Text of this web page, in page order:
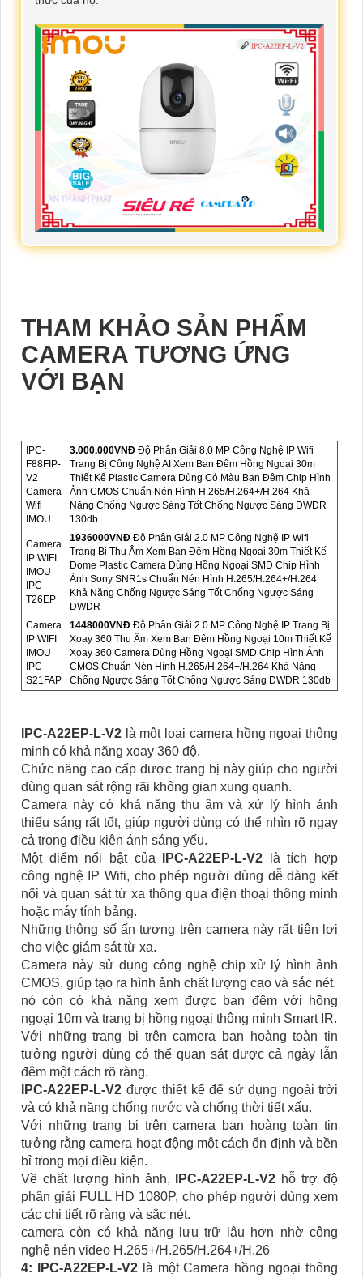
THAM KHẢO SẢN PHẨM
CAMERA TƯƠNG ỨNG
VỚI BẠN
IPC-
F88FIP-
V2
Camera
Wifi
IMOU
3.000.000VNÐ Độ Phân Giải 8.0 MP Công Nghệ IP Wifi
Trang Bị Công Nghệ AI Xem Ban Đêm Hồng Ngoại 30m
Thiết Kế Plastic Camera Dùng Có Màu Ban Đêm Chip Hình
Ảnh CMOS Chuẩn Nén Hình H.265/H.264+/H.264 Khả
Năng Chống Ngược Sáng Tốt Chống Ngược Sáng DWDR
130db
Camera
IP WIFI
IMOU
IPC-
T26EP
1936000VNÐ Độ Phân Giải 2.0 MP Công Nghệ IP Wifi
Trang Bị Thu Âm Xem Ban Đêm Hồng Ngoại 30m Thiết Kế
Dome Plastic Camera Dùng Hồng Ngoại SMD Chip Hình
Ảnh Sony SNR1s Chuẩn Nén Hình H.265/H.264+/H.264
Khả Năng Chống Ngược Sáng Tốt Chống Ngược Sáng
DWDR
Camera
IP WIFI
IMOU
IPC-
S21FAP
1448000VNÐ Độ Phân Giải 2.0 MP Công Nghệ IP Trang Bị
Xoay 360 Thu Âm Xem Ban Đêm Hồng Ngoại 10m Thiết Kế
Xoay 360 Camera Dùng Hồng Ngoại SMD Chip Hình Ảnh
CMOS Chuẩn Nén Hình H.265/H.264+/H.264 Khả Năng
Chống Ngược Sáng Tốt Chống Ngược Sáng DWDR 130db
IPC-A22EP-L-V2 là một loại camera hồng ngoại thông
minh có khả năng xoay 360 độ.
Chức năng cao cấp được trang bị này giúp cho người
dùng quan sát rộng rãi không gian xung quanh.
Camera này có khả năng thu âm và xử lý hình ảnh
thiếu sáng rất tốt, giúp người dùng có thể nhìn rõ ngay
cả trong điều kiện ánh sáng yếu.
Một điểm nổi bật của
IPC-A22EP-L-V2 là tích hợp
công nghệ IP Wifi, cho phép người dùng dễ dàng kết
nối và quan sát từ xa thông qua điện thoại thông minh
hoặc máy tính bảng.
Những thông số ấn tượng trên camera này rất tiện lợi
cho việc giám sát từ xa.
Camera này sử dụng công nghệ chip xử lý hình ảnh
CMOS, giúp tạo ra hình ảnh chất lượng cao và sắc nét.
nó còn có khả năng xem được ban đêm với hồng
ngoại 10m và trang bị hồng ngoại thông minh Smart IR.
Với những trang bị trên camera bạn hoàng toàn tin
tưởng người dùng có thể quan sát được cả ngày lẫn
đêm một cách rõ ràng.
IPC-A22EP-L-V2 được thiết kế để sử dụng ngoài trời
và có khả năng chống nước và chống thời tiết xấu.
Với những trang bị trên camera bạn hoàng toàn tin
tưởng rằng camera hoạt động một cách ổn định và bền
bỉ trong mọi điều kiện.
Về chất lượng hình ảnh,
IPC-A22EP-L-V2 hỗ trợ độ
phân giải FULL HD 1080P, cho phép người dùng xem
các chi tiết rõ ràng và sắc nét.
camera còn có khả năng lưu trữ lâu hơn nhờ công
nghệ nén video H.265+/H.265/H.264+/H.26
4:
IPC-A22EP-L-V2là một Camera hồng ngoại thông